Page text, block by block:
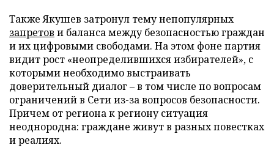
Также Якушев затронул тему непопулярных
запретов и баланса между безопасностью граждан
и их цифровыми свободами. На этом фоне партия
видит рост «неопределившихся избирателей», с
которыми необходимо выстраивать
доверительный диалог – в том числе по вопросам
ограничений в Сети из-за вопросов безопасности.
Причем от региона к региону ситуация
неоднородна: граждане живут в разных повестках
и реалиях.